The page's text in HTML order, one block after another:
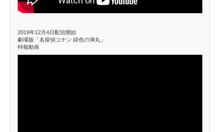
2019年12月4日配信開始
劇場版「名探偵コナン 緋色の弾丸」
特報動画